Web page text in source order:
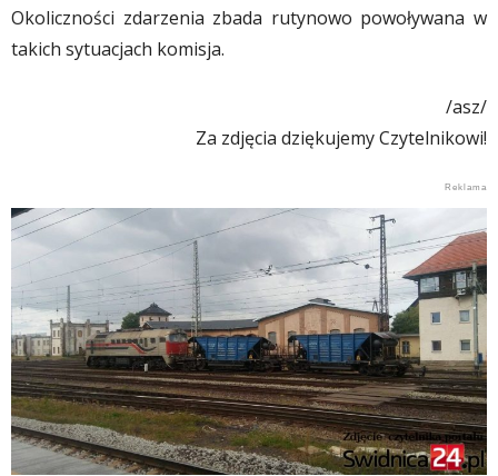
Okoliczności zdarzenia zbada rutynowo powoływana w
takich sytuacjach komisja.
/asz/
Za zdjęcia dziękujemy Czytelnikowi!